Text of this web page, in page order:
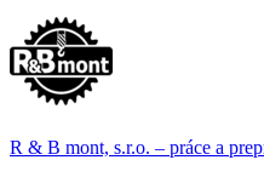
R & B mont, s.r.o. – práce a